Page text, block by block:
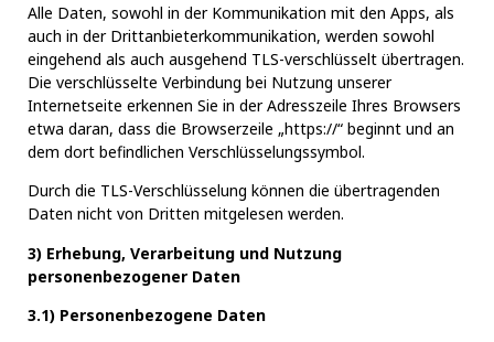
Alle Daten, sowohl in der Kommunikation mit den Apps, als
auch in der Drittanbieterkommunikation, werden sowohl
eingehend als auch ausgehend TLS-verschlüsselt übertragen.
Die verschlüsselte Verbindung bei Nutzung unserer
Internetseite erkennen Sie in der Adresszeile Ihres Browsers
etwa daran, dass die Browserzeile „https://“ beginnt und an
dem dort befindlichen Verschlüsselungssymbol.
Durch die TLS-Verschlüsselung können die übertragenden
Daten nicht von Dritten mitgelesen werden.
3) Erhebung, Verarbeitung und Nutzung
personenbezogener Daten
3.1) Personenbezogene Daten